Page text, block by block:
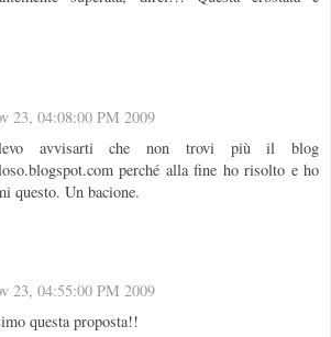
23, 04:08:00 PM 2009
avvisarti che non trovi più il blog
perché alla fine ho risolto e ho
questo. Un bacione.
23, 04:55:00 PM 2009
questa proposta!!